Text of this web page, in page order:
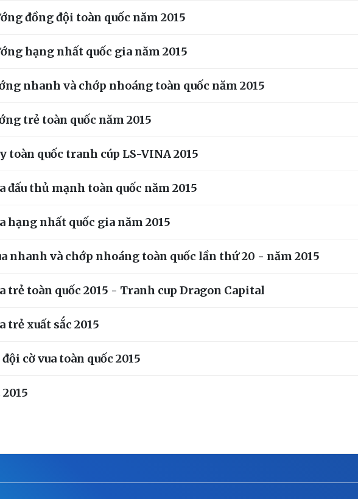
đồng đội toàn quốc năm 2015
hạng nhất quốc gia năm 2015
nhanh và chớp nhoáng toàn quốc năm 2015
trẻ toàn quốc năm 2015
toàn quốc tranh cúp LS-VINA 2015
đấu thủ mạnh toàn quốc năm 2015
hạng nhất quốc gia năm 2015
nhanh và chớp nhoáng toàn quốc lần thứ 20 - năm 2015
trẻ toàn quốc 2015 - Tranh cup Dragon Capital
trẻ xuất sắc 2015
cờ vua toàn quốc 2015